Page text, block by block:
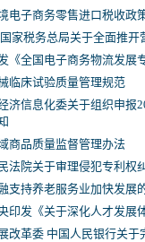
电子商务零售进口税收政
家税务总局关于全面推开
《全国电子商务物流发展
临床试验质量管理规范
济信息化委关于组织申
商品质量监督管理办法
法院关于审理侵犯专利权
支持养老服务业加快发展
印发《关于深化人才发展
改革委 中国人民银行关